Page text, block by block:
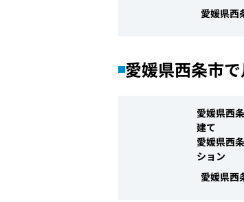
愛媛県西
愛媛県西条市
愛媛県西
建て
愛媛県西
ション
愛媛県西